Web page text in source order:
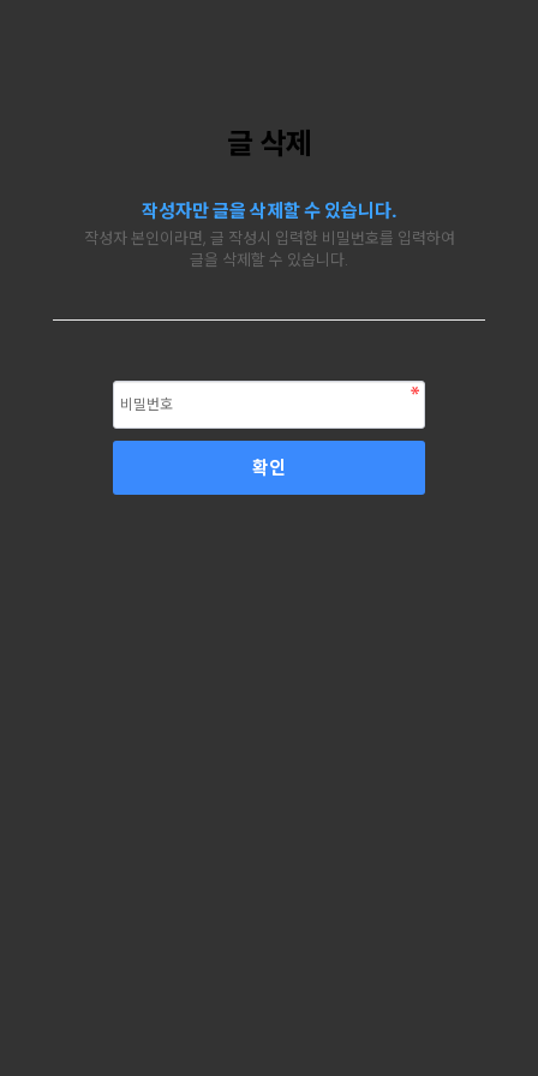
글 삭제
작성자만 글을 삭제할 수 있습니다.
작성자 본인이라면, 글 작성시 입력한 비밀번호를 입력하여
글을 삭제할 수 있습니다.